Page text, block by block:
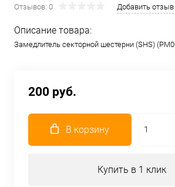
Отзывов: 0 Добавить отзыв
Описание товара:
Замедлитель секторной шестерни (SHS)
200 руб.
В корзину
Купить в 1 клик